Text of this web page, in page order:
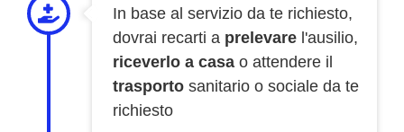
In base al servizio da te richiesto,
dovrai recarti a prelevare l'ausilio,
riceverlo a casa o attendere il
trasporto sanitario o sociale da te
richiesto